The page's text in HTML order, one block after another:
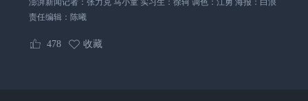
澎湃新闻记者：张力克 马小童 实习生：徐轲 调色：江勇 海报：白浪
责任编辑： 陈曦
478 收藏